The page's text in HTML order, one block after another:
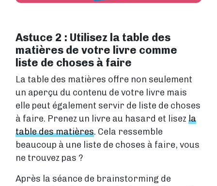
Astuce 2 : Utilisez la table des
matières de votre livre comme
liste de choses à faire
La table des matières offre non seulement
un aperçu du contenu de votre livre mais
elle peut également servir de liste de choses
à faire. Prenez un livre au hasard et lisez la
table des matières. Cela ressemble
beaucoup à une liste de choses à faire, vous
ne trouvez pas ?
Après la séance de brainstorming de